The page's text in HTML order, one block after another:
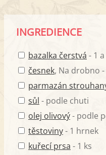
INGREDIENCE
bazalka čerstvá - 1
česnek, Na drobno
parmazán
sůl - podle chuti
olej olivový- podle
těstoviny- 1 hrnek
kuřecí prsa - 1 ks